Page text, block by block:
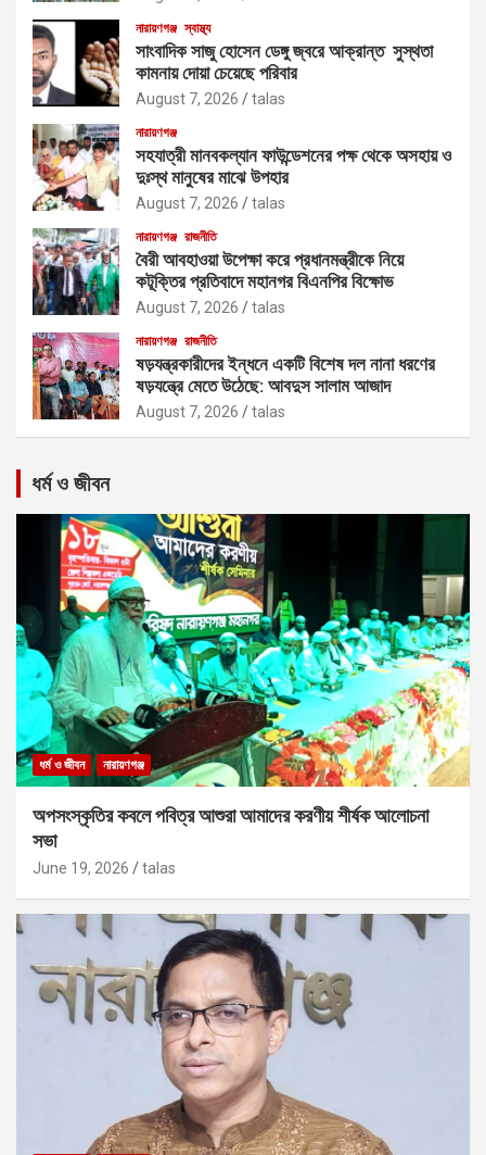
নারায়ণগঞ্জ স্বাস্থ্য
সাংবাদিক সাজু হোসেন ডেঙ্গু জ্বরে আক্রান্ত সুস্থতা
কামনায় দোয়া চেয়েছে পরিবার
August 7, 2026 talas
নারায়ণগঞ্জ
সহযাত্রী মানবকল্যান ফাউন্ডেশনের পক্ষ থেকে অসহায় ও
দুঃস্থ মানুষের মাঝে উপহার
August 7, 2026 talas
নারায়ণগঞ্জ রাজনীতি
বৈরী আবহাওয়া উপেক্ষা করে প্রধানমন্ত্রীকে নিয়ে
কটূক্তির প্রতিবাদে মহানগর বিএনপির বিক্ষোভ
August 7, 2026 talas
নারায়ণগঞ্জ রাজনীতি
ষড়যন্ত্রকারীদের ইন্ধনে একটি বিশেষ দল নানা ধরণের
ষড়যন্ত্রে মেতে উঠেছে: আবদুস সালাম আজাদ
August 7, 2026 talas
ধর্ম ও জীবন
ধর্ম ও জীবন নারায়ণগঞ্জ
অপসংস্কৃতির কবলে পবিত্র আশুরা আমাদের করণীয় শীর্ষক আলোচনা
সভা
June 19, 2026 talas